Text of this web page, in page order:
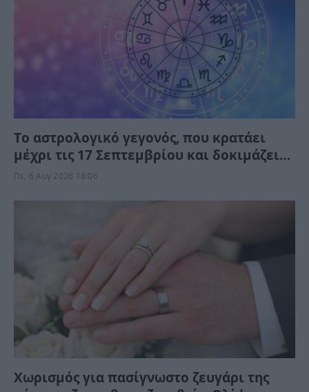
Tο αστρολογικό γεγονός, που κρατάει
μέχρι τις 17 Σεπτεμβρίου και δοκιμάζει
αξίες, πορτοφόλι και φέρνει στην
Πε, 6 Αυγ 2026 18:06
Χωρισμός για πασίγνωστο ζευγάρι της